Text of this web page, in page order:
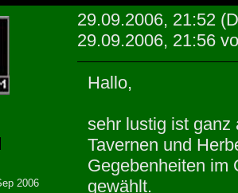
2006
29.09.2006, 21:52
29.09.2006, 21:56
Hallo,
sehr lustig ist ganz
Tavernen und
Gegebenheiten im
gewählt.